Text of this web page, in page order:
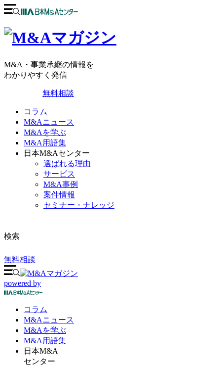
M&A・事業承継の情報を
わかりやすく発信
無料相談
コラム
M&Aニュース
M&Aを学ぶ
M&A用語集
日本M&Aセンター
選ばれる理由
サービス
M&A事例
案件情報
セミナー・ナレッジ
検索
無料相談
powered by
コラム
M&Aニュース
M&Aを学ぶ
M&A 用語集
日本M&A
センター